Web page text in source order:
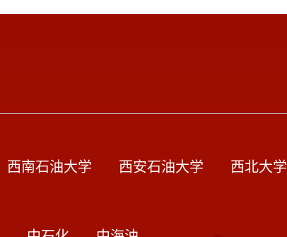
西南石油大学 西安石油大学 西北大学